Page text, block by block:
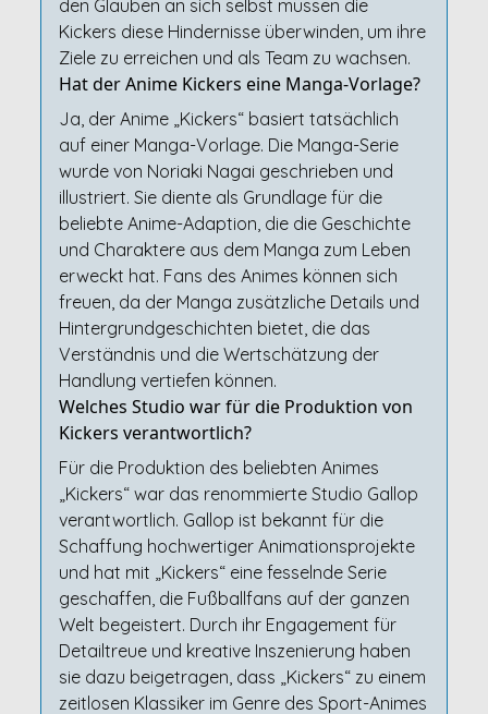
den Glauben an sich selbst müssen die
Kickers diese Hindernisse überwinden, um ihre
Ziele zu erreichen und als Team zu wachsen.
Hat der Anime Kickers eine Manga-Vorlage?
Ja, der Anime „Kickers“ basiert tatsächlich
auf einer Manga-Vorlage. Die Manga-Serie
wurde von Noriaki Nagai geschrieben und
illustriert. Sie diente als Grundlage für die
beliebte Anime-Adaption, die die Geschichte
und Charaktere aus dem Manga zum Leben
erweckt hat. Fans des Animes können sich
freuen, da der Manga zusätzliche Details und
Hintergrundgeschichten bietet, die das
Verständnis und die Wertschätzung der
Handlung vertiefen können.
Welches Studio war für die Produktion von
Kickers verantwortlich?
Für die Produktion des beliebten Animes
„Kickers“ war das renommierte Studio Gallop
verantwortlich. Gallop ist bekannt für die
Schaffung hochwertiger Animationsprojekte
und hat mit „Kickers“ eine fesselnde Serie
geschaffen, die Fußballfans auf der ganzen
Welt begeistert. Durch ihr Engagement für
Detailtreue und kreative Inszenierung haben
sie dazu beigetragen, dass „Kickers“ zu einem
zeitlosen Klassiker im Genre des Sport-Animes